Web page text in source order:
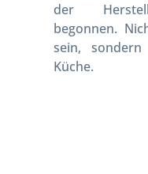
der
begonnen.
sein,
Küche.